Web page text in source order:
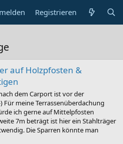
Registrieren
auf Holzpfosten &
dem Carport ist vor der
Für meine Terrassenüberdachung
ich gerne auf Mittelpfosten
7m beträgt ist hier ein Stahlträger
Die Sparren könnte man